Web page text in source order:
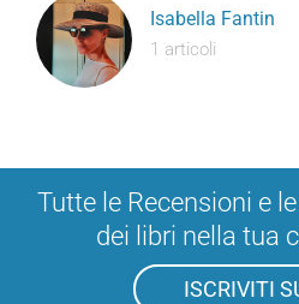
Isabella Fantin
1 articoli
Tutte le Recensioni e
dei libri nella tua
ISCRIVITI